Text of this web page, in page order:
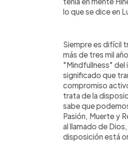
lo que se dice en
Siempre es difícil
más de tres mil
"Mindfullness" del
significado que
compromiso
trata de la
sabe que
Pasión, Muerte y
al llamado de
disposición está